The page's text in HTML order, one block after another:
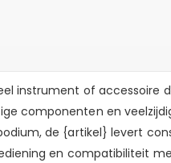
instrument of
componenten en
de {artikel} levert
en compatibiliteit